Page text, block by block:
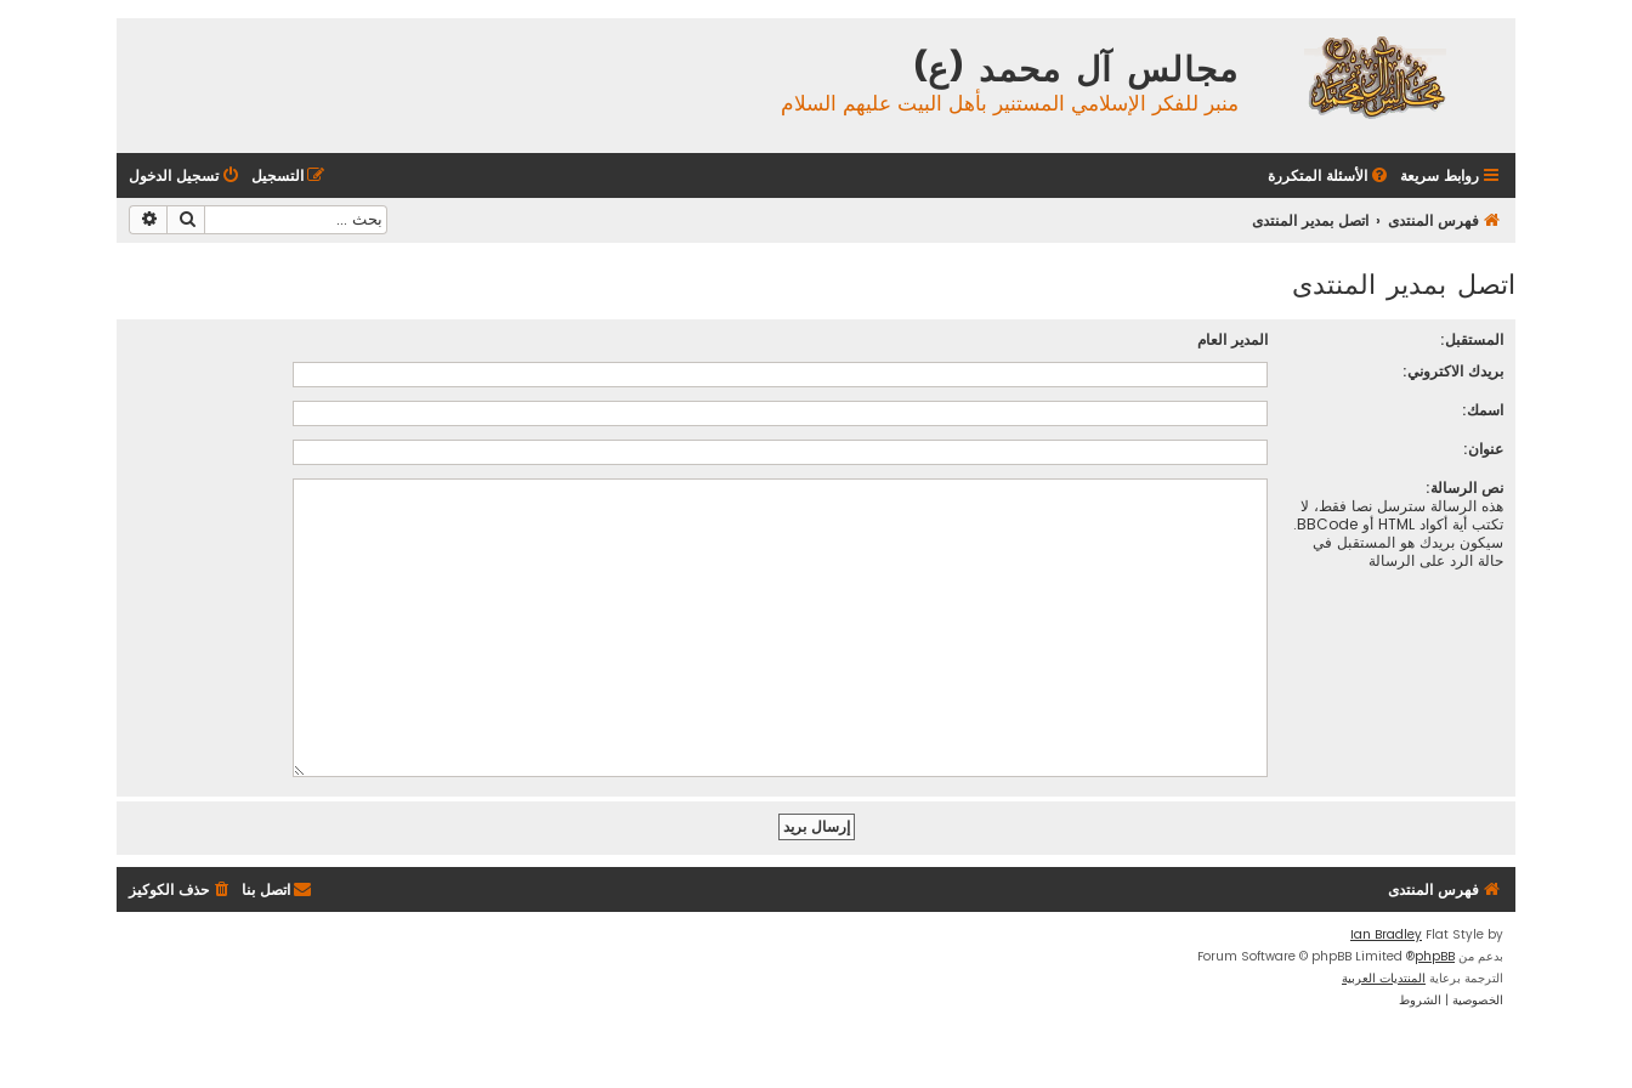
مجالس آل محمد (ع)
منبر للفكر الإسلامي المستنير بأهل البيت عليهم السلام
روابط سريعة الأسئلة المتكررة تسجيل الدخول التسجيل
فهرس المنتدى اتصل بمدير المنتدى بحث
اتصل بمدير المنتدى
المستقبل:
المدير العام
بريدك الاكتروني:
اسمك:
عنوان:
نص الرسالة:
هذه الرسالة سترسل نصا فقط، لا
تكتب أية أكواد HTML أو BBCode.
سيكون بريدك هو المستقبل في
حالة الرد على الرسالة
فهرس المنتدى حذف الكوكيز اتصل بنا
Flat Style by
Ian Bradley
بدعم من phpBB
® Forum Software © phpBB Limited
الترجمة برعاية المنتديات العربية
الخصوصية | الشروط